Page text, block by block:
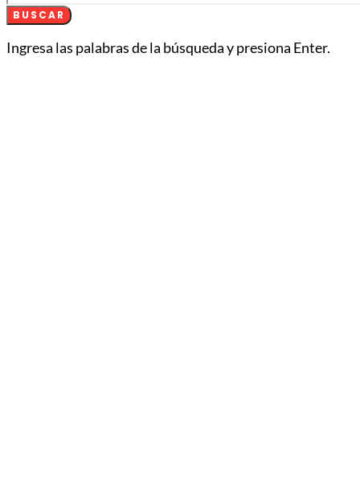
BUSCAR
Ingresa las palabras de la búsqueda y presiona Enter.